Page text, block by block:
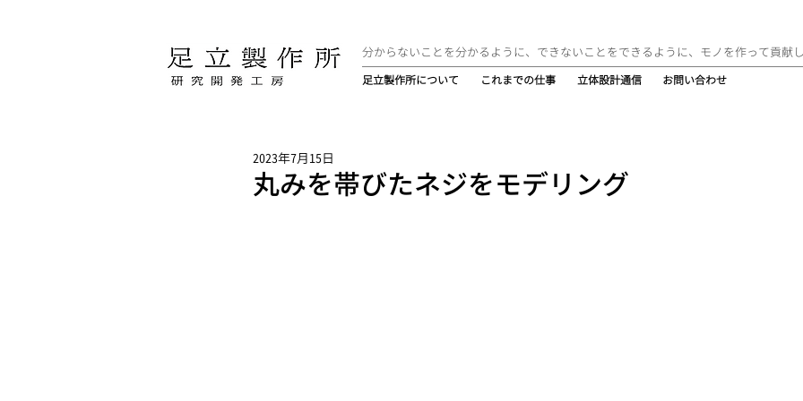
分からないことを分かるように、できないことをできるように、モノを作って貢献
足立製作所について これまでの仕事 立体設計通信 お問い合わせ
丸みを帯びたネジをモデリング
2023年7月15日